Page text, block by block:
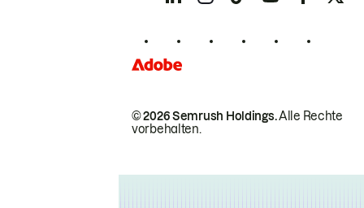
© 2026 Semrush Holdings.Alle Rechte
vorbehalten.